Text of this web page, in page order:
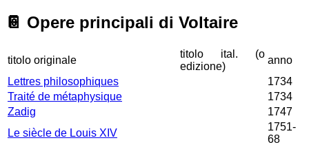
📔 Opere principali di Voltaire
titolo originale
titolo ital. (o
edizione)
anno
Lettres philosophiques
1734
Traité de métaphysique
1734
Zadig
1747
Le siècle de Louis XIV
1751-
68